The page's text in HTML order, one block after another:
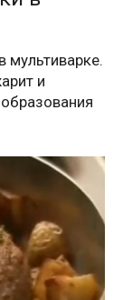
мультиварке.
и